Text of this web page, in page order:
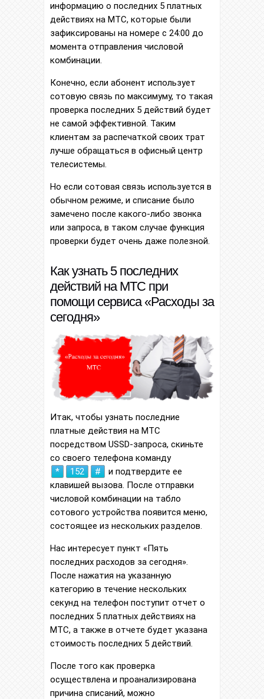
информацию о последних 5 платных
действиях на МТС, которые были
зафиксированы на номере с 24:00 до
момента отправления числовой
комбинации.
Конечно, если абонент использует
сотовую связь по максимуму, то такая
проверка последних 5 действий будет
не самой эффективной. Таким
клиентам за распечаткой своих трат
лучше обращаться в офисный центр
телесистемы.
Но если сотовая связь используется в
обычном режиме, и списание было
замечено после какого-либо звонка
или запроса, в таком случае функция
проверки будет очень даже полезной.
Как узнать 5 последних
действий на МТС при
помощи сервиса «Расходы за
сегодня»
Итак, чтобы узнать последние
платные действия на МТС
посредством USSD-запроса, скиньте
со своего телефона команду
*
152 #
и подтвердите ее
клавишей вызова. После отправки
числовой комбинации на табло
сотового устройства появится меню,
состоящее из нескольких разделов.
Нас интересует пункт «Пять
последних расходов за сегодня».
После нажатия на указанную
категорию в течение нескольких
секунд на телефон поступит отчет о
последних 5 платных действиях на
МТС, а также в отчете будет указана
стоимость последних 5 действий.
После того как проверка
осуществлена и проанализирована
причина списаний, можно